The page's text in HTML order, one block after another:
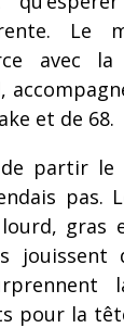
Le
avec la
et de 68.
partir le
pas.
gras
jouissent
pour la